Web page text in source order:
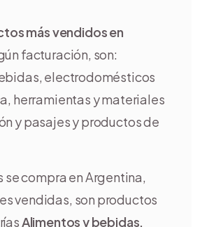
más vendidos en
facturación, son:
electrodomésticos
herramientas y materiales
y pasajes y productos de
se compra en Argentina,
vendidas, son productos
Alimentos y bebidas,